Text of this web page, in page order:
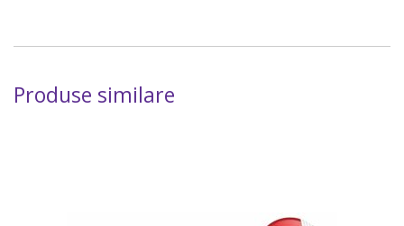
Produse similare